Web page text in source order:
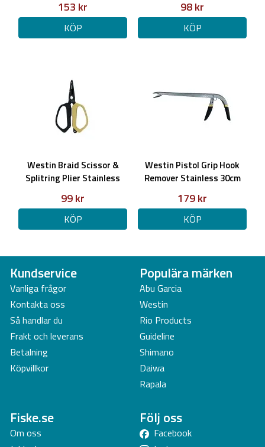
153 kr
KÖP
98 kr
KÖP
Westin Braid Scissor &
Splitring Plier Stainless
99 kr
KÖP
Westin Pistol Grip Hook
Remover Stainless 30cm
179 kr
KÖP
Kundservice
Vanliga frågor
Kontakta oss
Så handlar du
Frakt och leverans
Betalning
Köpvillkor
Populära märken
Abu Garcia
Westin
Rio Products
Guideline
Shimano
Daiwa
Rapala
Fiske.se
Om oss
Följ oss
Facebook